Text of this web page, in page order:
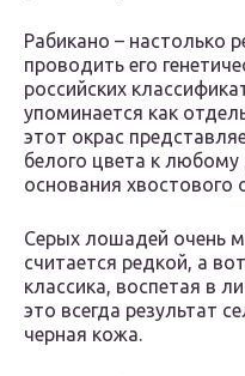
Рабикано – настолько
проводить его
российских
упоминается как
этот окрас
белого цвета к
основания хвостового
Серых лошадей очень
считается редкой, а
классика, воспетая в
это всегда результат
черная кожа.